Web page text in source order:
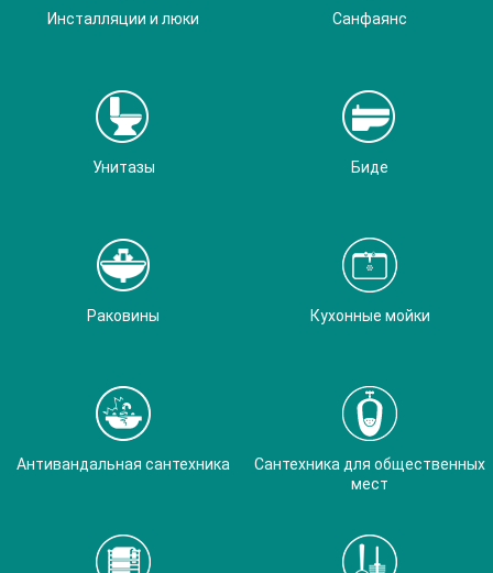
Инсталляции и люки Санфаянс
Унитазы Биде
Раковины Кухонные мойки
Антивандальная сантехника
Сантехника для общественных
мест